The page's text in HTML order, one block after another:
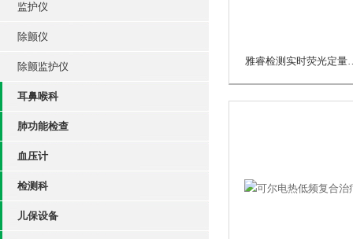
监护仪
除颤仪
除颤监护仪
耳鼻喉科
肺功能检查
血压计
检测科
儿保设备
雅睿检测